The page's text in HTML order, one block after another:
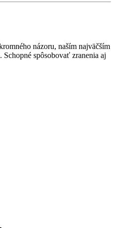
názoru, naším najväčším
spôsobovať zranenia aj